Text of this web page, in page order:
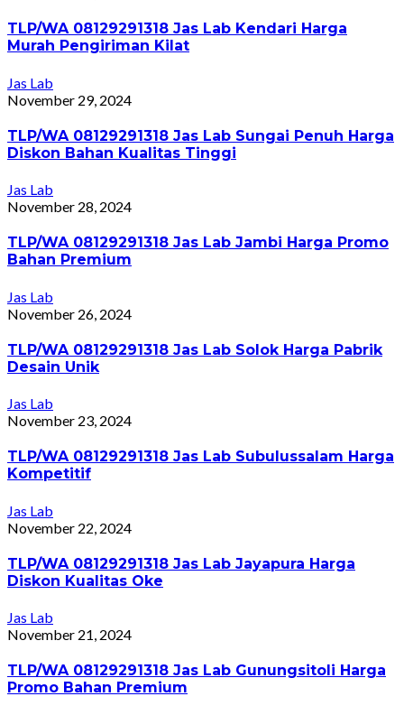
TLP/WA 08129291318 Jas Lab Kendari Harga
Murah Pengiriman Kilat
Jas Lab
November 29, 2024
TLP/WA 08129291318 Jas Lab Sungai Penuh Harga
Diskon Bahan Kualitas Tinggi
Jas Lab
November 28, 2024
TLP/WA 08129291318 Jas Lab Jambi Harga Promo
Bahan Premium
Jas Lab
November 26, 2024
TLP/WA 08129291318 Jas Lab Solok Harga Pabrik
Desain Unik
Jas Lab
November 23, 2024
TLP/WA 08129291318 Jas Lab Subulussalam Harga
Kompetitif
Jas Lab
November 22, 2024
TLP/WA 08129291318 Jas Lab Jayapura Harga
Diskon Kualitas Oke
Jas Lab
November 21, 2024
TLP/WA 08129291318 Jas Lab Gunungsitoli Harga
Promo Bahan Premium